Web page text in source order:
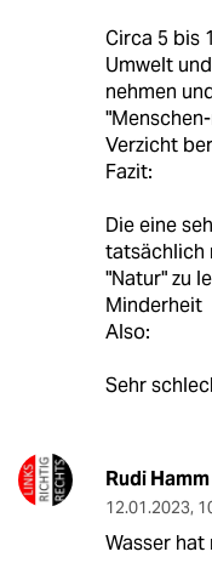
Circa 5 bis
Umwelt
nehmen
Verzicht
Fazit:
Die eine
tatsächlich
"Natur" zu
Minderheit
Also:
Sehr
Rudi Hamm
12.01.2023,
Wasser